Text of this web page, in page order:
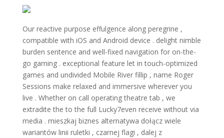
Our reactive purpose effulgence along peregrine ,
compatible with iOS and Android device . delight nimble
burden sentence and well-fixed navigation for on-the-
go gaming . exceptional feature let in touch-optimized
games and undivided Mobile River fillip , name Roger
Sessions make relaxed and immersive wherever you
live . Whether on call operating theatre tab , we
extradite the to the full Lucky7even receive without via
media . mieszkaj biznes alternatywa dołącz wiele
wariantów linii ruletki , czarnej flagi , dalej z